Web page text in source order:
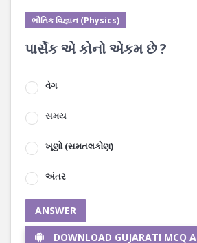
ભૌતિક વિજ્ઞાન (Physics)
પાર્સેક એ કોનો એકમ છે ?
વેગ
સમય
ખૂણો (સમતલકોણ)
અંતર
ANSWER
DOWNLOAD GUJARATI MCQ